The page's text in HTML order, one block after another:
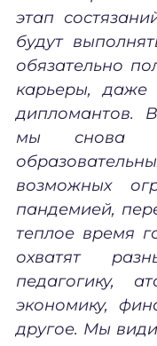
этап
будут
обязательно
карьеры,
дипломантов.
мы снова
возможных
пандемией,
теплое время
охватят
педагогику,
экономику,
другое. Мы